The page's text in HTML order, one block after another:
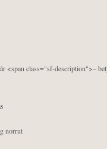
class="sf-description">–
norrut